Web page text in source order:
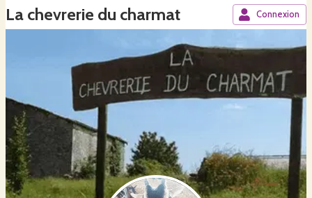
La chevrerie du charmat Connexion